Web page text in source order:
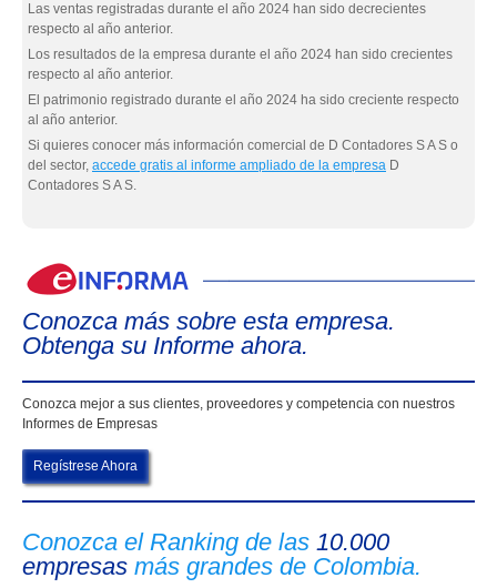
Las ventas registradas durante el año 2024 han sido decrecientes
respecto al año anterior.
Los resultados de la empresa durante el año 2024 han sido crecientes
respecto al año anterior.
El patrimonio registrado durante el año 2024 ha sido creciente respecto
al año anterior.
Si quieres conocer más información comercial de D Contadores S A S o
del sector, accede gratis al informe ampliado de la empresa D
Contadores S A S.
Conozca más sobre esta empresa.
Obtenga su Informe ahora.
Conozca mejor a sus clientes, proveedores y competencia con nuestros
Informes de Empresas
Regístrese Ahora
Conozca el Ranking de las 10.000
empresas más grandes de Colombia.